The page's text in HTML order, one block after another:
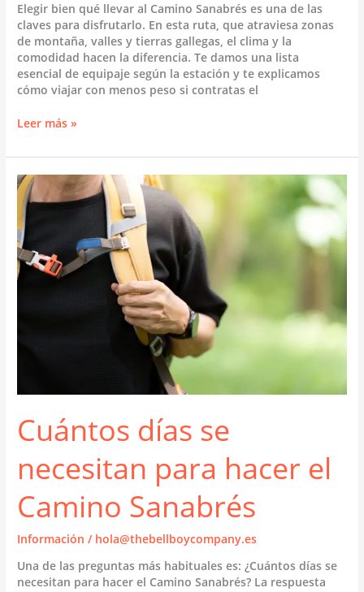
Elegir bien qué llevar al Camino Sanabrés es una de las
claves para disfrutarlo. En esta ruta, que atraviesa zonas
de montaña, valles y tierras gallegas, el clima y la
comodidad hacen la diferencia. Te damos una lista
esencial de equipaje según la estación y te explicamos
cómo viajar con menos peso si contratas el
Qué
al
Camino
Sanabrés:
equipaje
esencial
Leer más »
Cuántos días se
necesitan para hacer el
Camino Sanabrés
Información / hola@thebellboycompany.es
Una de las preguntas más habituales es: ¿Cuántos días se
necesitan para hacer el Camino Sanabrés? La respuesta